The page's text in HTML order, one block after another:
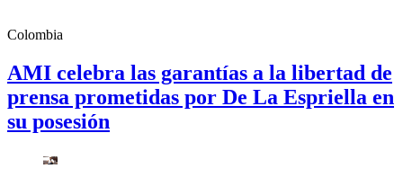
Colombia
AMI celebra las garantías a la libertad de
prensa prometidas por De La Espriella en
su posesión